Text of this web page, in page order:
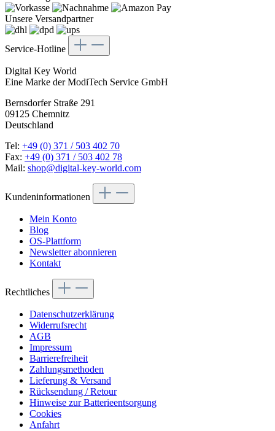
Unsere Versandpartner
Service-Hotline
Digital Key World
Eine Marke der ModiTech Service GmbH
Bernsdorfer Straße 291
09125 Chemnitz
Deutschland
Tel: +49 (0) 371 / 503 402 70
Fax: +49 (0) 371 / 503 402 78
Mail: shop@digital-key-world.com
Kundeninformationen
Mein Konto
Blog
OS-Plattform
Newsletter abonnieren
Kontakt
Rechtliches
Datenschutzerklärung
Widerrufsrecht
AGB
Impressum
Barrierefreiheit
Zahlungsmethoden
Lieferung & Versand
Rücksendung / Retour
Hinweise zur Batterieentsorgung
Cookies
Anfahrt